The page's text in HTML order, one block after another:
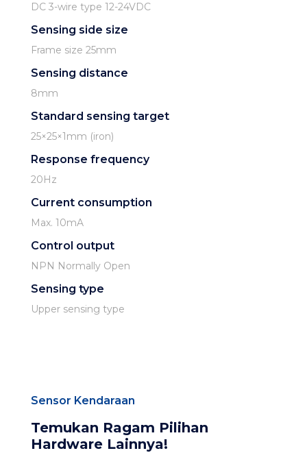
DC 3-wire type 12-24VDC
Sensing side size
Frame size 25mm
Sensing distance
8mm
Standard sensing target
25×25×1mm (iron)
Response frequency
20Hz
Current consumption
Max. 10mA
Control output
NPN Normally Open
Sensing type
Upper sensing type
Sensor Kendaraan
Temukan Ragam Pilihan
Hardware Lainnya!